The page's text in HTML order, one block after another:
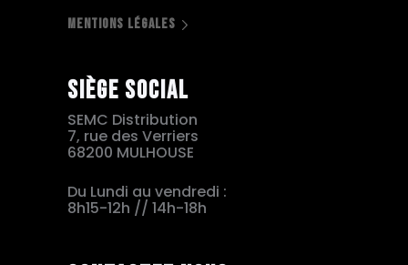
MENTIONS LÉGALES
Siège social
SEMC Distribution
7, rue des Verriers
68200 MULHOUSE
Du Lundi au vendredi :
8h15-12h // 14h-18h